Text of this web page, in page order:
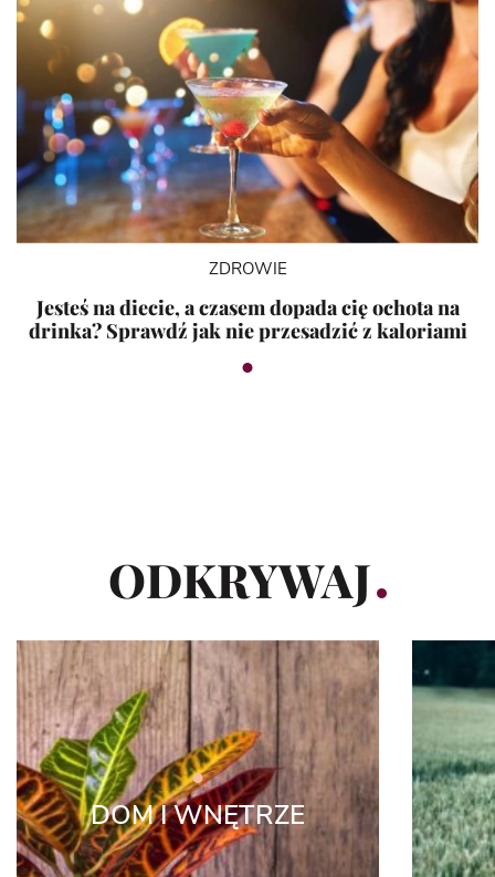
ZDROWIE
Jesteś na diecie, a czasem dopada cię ochota na
drinka? Sprawdź jak nie przesadzić z kaloriami
ODKRYWAJ
DOM I WNĘTRZE